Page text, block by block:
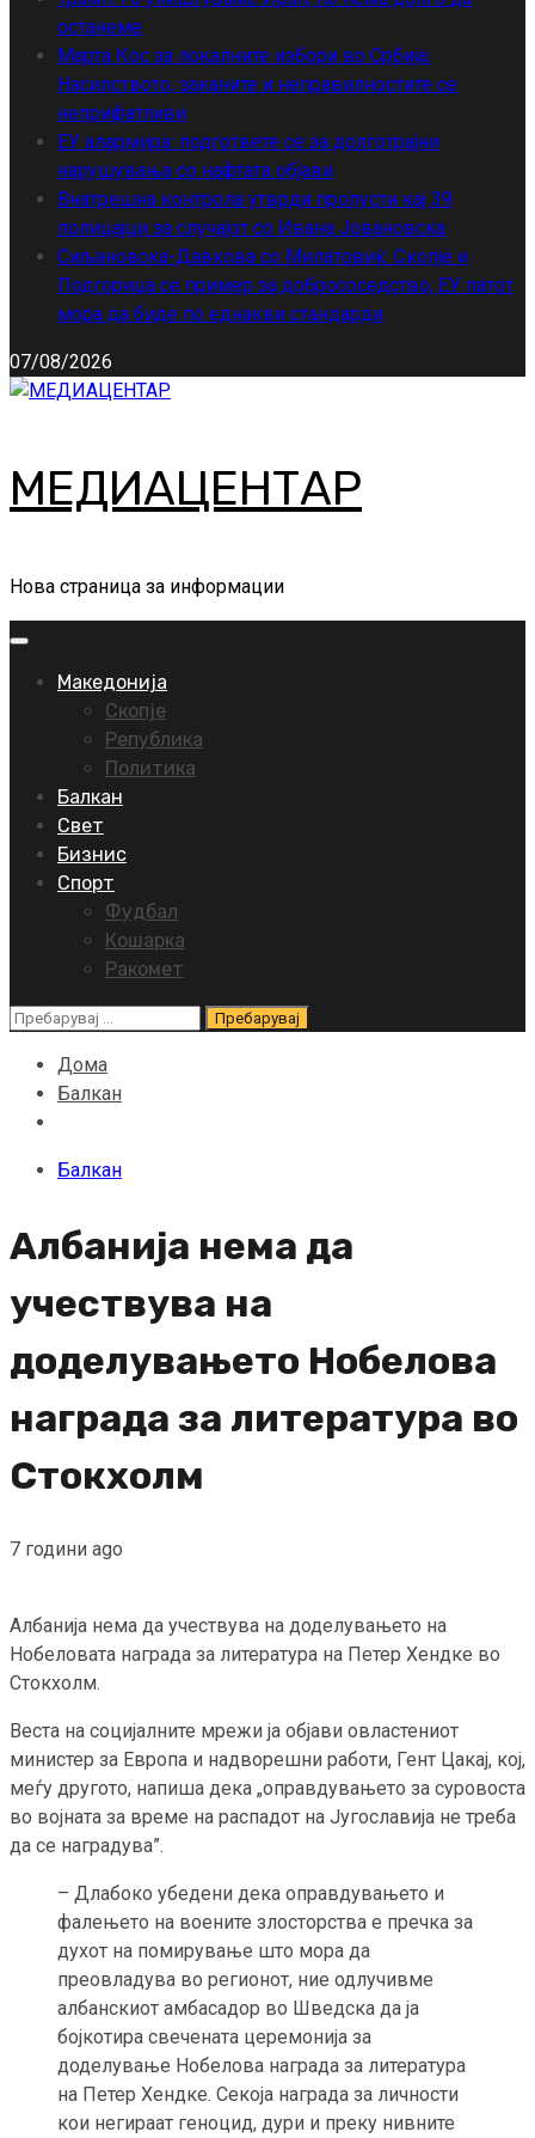
останеме
Марта Кос за локалните избори во Србија:
Насилството, заканите и неправилностите се
неприфатливи
ЕУ алармира: подгответе се за долготрајни
нарушувања со нафтата објави
Внатрешна контрола утврди пропусти кај 39
полицајци за случајот со Ивана Јовановска
Сиљановска-Давкова со Милатовиќ: Скопје и
Подгорица се пример за добрососедство, ЕУ патот
мора да биде по еднакви стандарди
07/08/2026
МЕДИАЦЕНТАР
Нова страница за информации
Primary
Македонија
Скопје
Република
Политика
Балкан
Свет
Бизнис
Спорт
Фудбал
Кошарка
Ракомет
Пребарувај
Дома
Балкан
Балкан
Албанија нема да
учествува на
доделувањето Нобелова
награда за литература во
Стокхолм
7 години ago
Албанија нема да учествува на доделувањето на
Нобеловата награда за литература на Петер Хендке во
Стокхолм.
Веста на социјалните мрежи ја објави овластениот
министер за Европа и надворешни работи, Гент Цакај, кој,
меѓу другото, напиша дека „оправдувањето за суровоста
во војната за време на распадот на Југославија не треба
да се наградува”.
– Длабоко убедени дека оправдувањето и
фалењето на воените злосторства е пречка за
духот на помирување што мора да
преовладува во регионот, ние одлучивме
албанскиот амбасадор во Шведска да ја
бојкотира свечената церемонија за
доделување Нобелова награда за литература
на Петер Хендке. Секоја награда за личности
кои негираат геноцид, дури и преку нивните